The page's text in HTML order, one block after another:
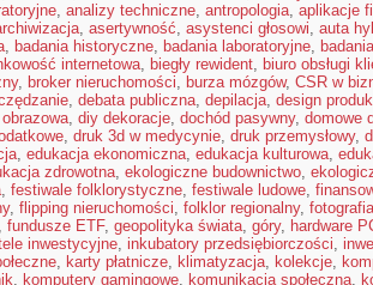
, analizy techniczne, antropologia, aplikacje
, asertywność, asystenci głosowi, auta
, badania historyczne, badania laboratoryjne,
internetowa, biegły rewident, biuro obsługi
, broker nieruchomości, burza mózgów, CSR w
, debata publiczna, depilacja, design
, diy dekoracje, dochód pasywny, domowe
, druk 3d w medycynie, druk przemysłowy,
, edukacja ekonomiczna, edukacja kulturowa,
zdrowotna, ekologiczne budownictwo,
, festiwale folklorystyczne, festiwale ludowe,
, flipping nieruchomości, folklor regionalny,
fundusze ETF, geopolityka świata, góry, hardware
inwestycyjne, inkubatory przedsiębiorczości,
, karty płatnicze, klimatyzacja, kolekcje,
, komputery gamingowe, komunikacja społeczna,